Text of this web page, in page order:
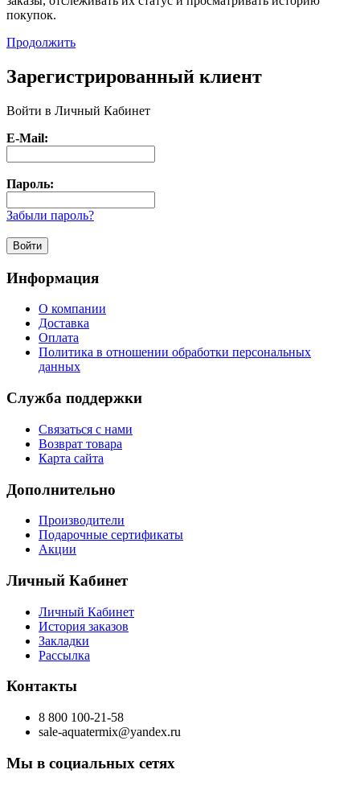
покупок.
Продолжить
Зарегистрированный клиент
Войти в Личный Кабинет
E-Mail:
Пароль:
Забыли пароль?
Информация
О компании
Доставка
Оплата
Политика в отношении обработки персональных
данных
Служба поддержки
Связаться с нами
Возврат товара
Карта сайта
Дополнительно
Производители
Подарочные сертификаты
Акции
Личный Кабинет
Личный Кабинет
История заказов
Закладки
Рассылка
Контакты
8 800 100-21-58
sale-aquatermix@yandex.ru
Мы в социальных сетях